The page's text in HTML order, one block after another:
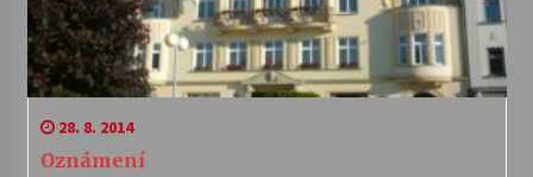
28. 8. 2014
Oznámení